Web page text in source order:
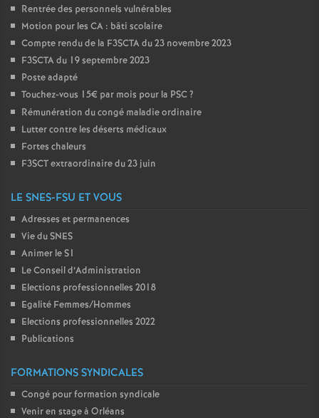
Rentrée des personnels vulnérables
Motion pour les CA : bâti scolaire
Compte rendu de la F3SCTA du 23 novembre 2023
F3SCTA du 19 septembre 2023
Poste adapté
Touchez-vous 15€ par mois pour la PSC?
Rémunération du congé maladie ordinaire
Lutter contre les déserts médicaux
Fortes chaleurs
F3SCT extraordinaire du 23 juin
LE SNES-FSU ET VOUS
Adresses et permanences
Vie du SNES
Animer le S1
Le Conseil d’Administration
Elections professionnelles 2018
Egalité Femmes/Hommes
Elections professionnelles 2022
Publications
FORMATIONS SYNDICALES
Congé pour formation syndicale
Venir en stage à Orléans